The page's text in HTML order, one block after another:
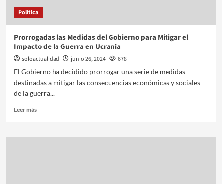
Política
Prorrogadas las Medidas del Gobierno para Mitigar el
Impacto de la Guerra en Ucrania
soloactualidad junio 26, 2024
678
El Gobierno ha decidido prorrogar una serie de medidas
destinadas a mitigar las consecuencias económicas y sociales
de la guerra...
Leer más